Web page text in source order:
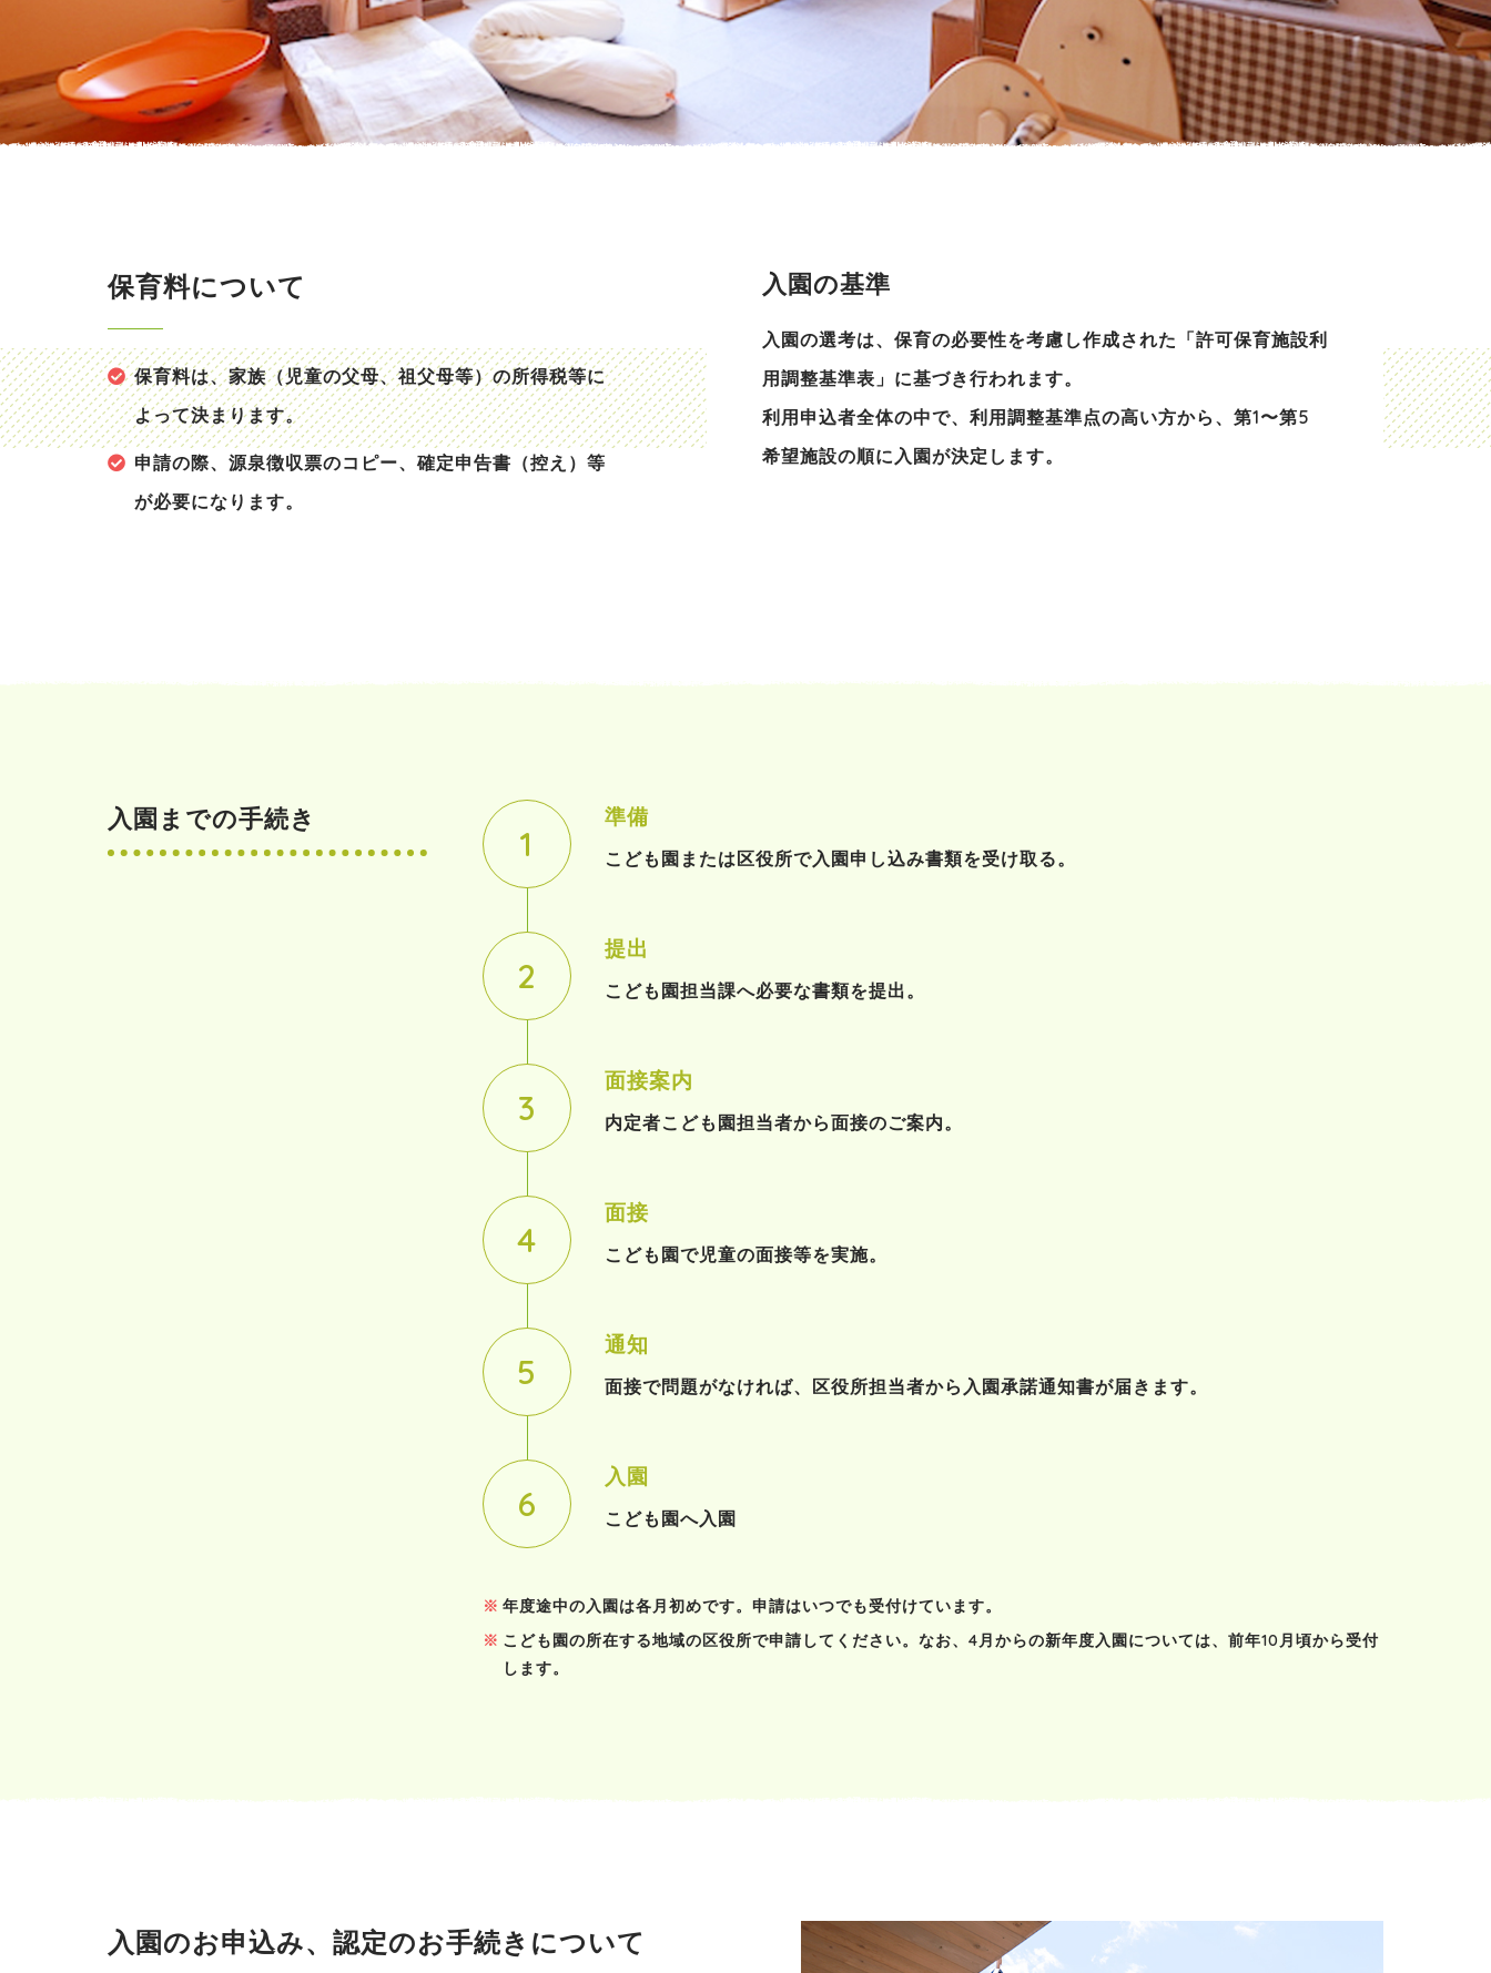
保育料について
保育料は、家族（児童の父母、祖父母等）の所得税等に
よって決まります。
申請の際、源泉徴収票のコピー、確定申告書（控え）等
が必要になります。
入園の基準
入園の選考は、保育の必要性を考慮し作成された「許可保育施設利
用調整基準表」に基づき行われます。
利用申込者全体の中で、利用調整基準点の高い方から、第1〜第5
希望施設の順に入園が決定します。
入園までの手続き 準備
こども園または区役所で入園申し込み書類を受け取る。
提出
こども園担当課へ必要な書類を提出。
面接案内
内定者こども園担当者から面接のご案内。
面接
こども園で児童の面接等を実施。
通知
面接で問題がなければ、区役所担当者から入園承諾通知書が届きます。
入園
こども園へ入園
年度途中の入園は各月初めです。申請はいつでも受付けています。
こども園の所在する地域の区役所で申請してください。なお、4月からの新年度入園については、前年10月頃から受付
します。
入園のお申込み、認定のお手続きについて